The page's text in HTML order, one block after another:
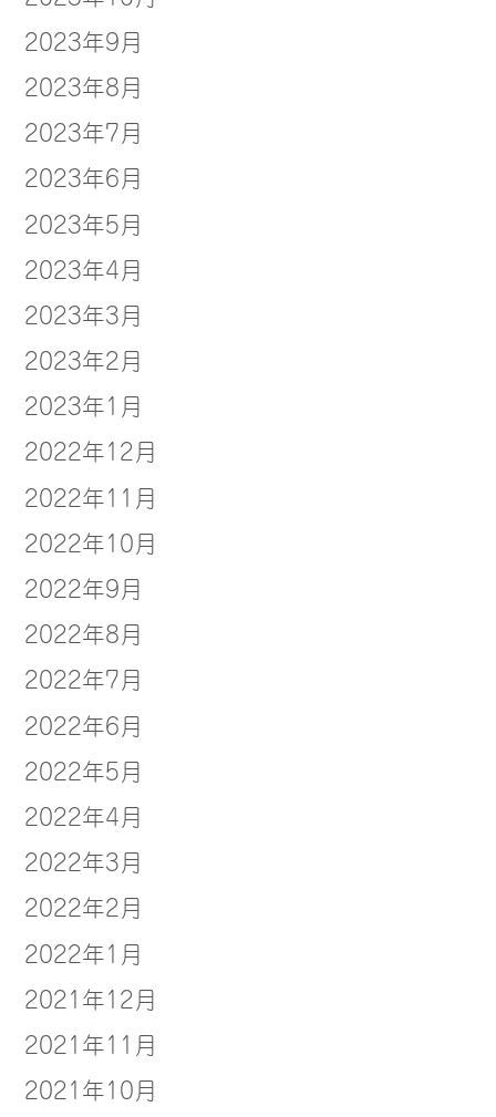
2023年9月
2023年8月
2023年7月
2023年6月
2023年5月
2023年4月
2023年3月
2023年2月
2023年1月
2022年12月
2022年11月
2022年10月
2022年9月
2022年8月
2022年7月
2022年6月
2022年5月
2022年4月
2022年3月
2022年2月
2022年1月
2021年12月
2021年11月
2021年10月